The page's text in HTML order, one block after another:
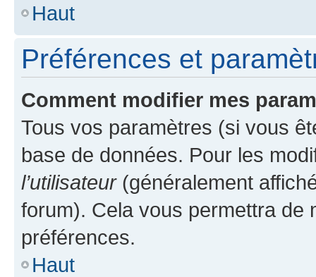
Haut
Préférences et
Comment modifier mes
Tous vos paramètres (si vous
base de données. Pour les
l’utilisateur(généralement
forum). Cela vous permettra de
préférences.
Haut